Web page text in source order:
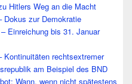
Hitlers Weg an die Macht
zur Demokratie
Einreichung bis 31. Januar
rechtsextremer
am Beispiel des BND
Wann, wenn nicht spätestens